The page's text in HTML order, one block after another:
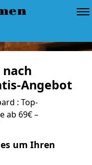
Angebot
: Top-
ab 69€ –
um Ihren